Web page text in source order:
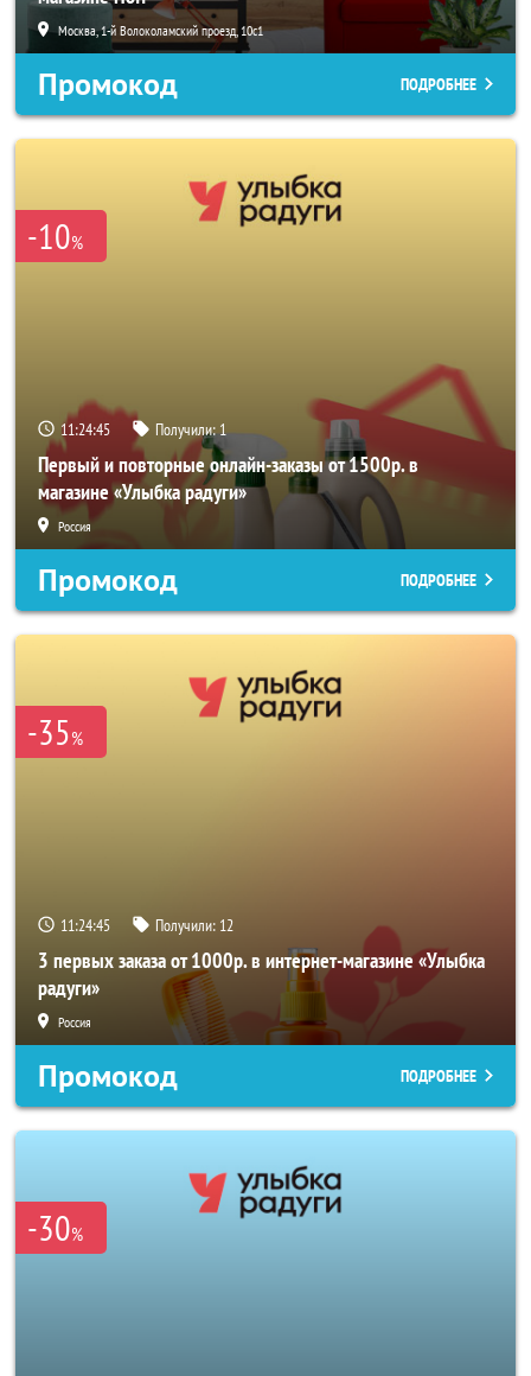
Москва, 1-й Волоколамский проезд, 10с1
Промокод ПОДРОБНЕЕ
-10%
11:24:44 Получили:1
Первый и повторные онлайн-заказы от 1500р. в
магазине «Улыбка радуги»
Россия
Промокод ПОДРОБНЕЕ
-35%
11:24:44 Получили: 12
3 первых заказа от 1000р. в интернет-магазине «Улыбка
радуги»
Россия
Промокод ПОДРОБНЕЕ
-30%